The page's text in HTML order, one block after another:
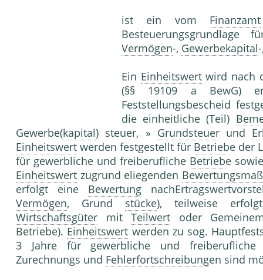
ist ein vom Finanzamt
Besteuerungsgrundlage
Vermögen-, Gewerbekapital
Ein Einheitswertwird nach
(§§ 19109 a BewG)
Feststellungsbescheid
die einheitliche (Teil)
Gewerbe(kapital) steuer, » Grundsteuerund
Einheitswert werden festgestellt für Betriebe der
für gewerbliche und freiberufliche Betriebe
Einheitswert zugrund eliegenden
erfolgt eine Bewertung
Vermögen, Grund stücke), teilweise
Wirtschaftsgüter mit Teilwert oder
Betriebe). Einheitswert werden zu sog.
3 Jahre für gewerbliche und freiberufliche
Zurechnungs und Fehlerfortschreibungen sind